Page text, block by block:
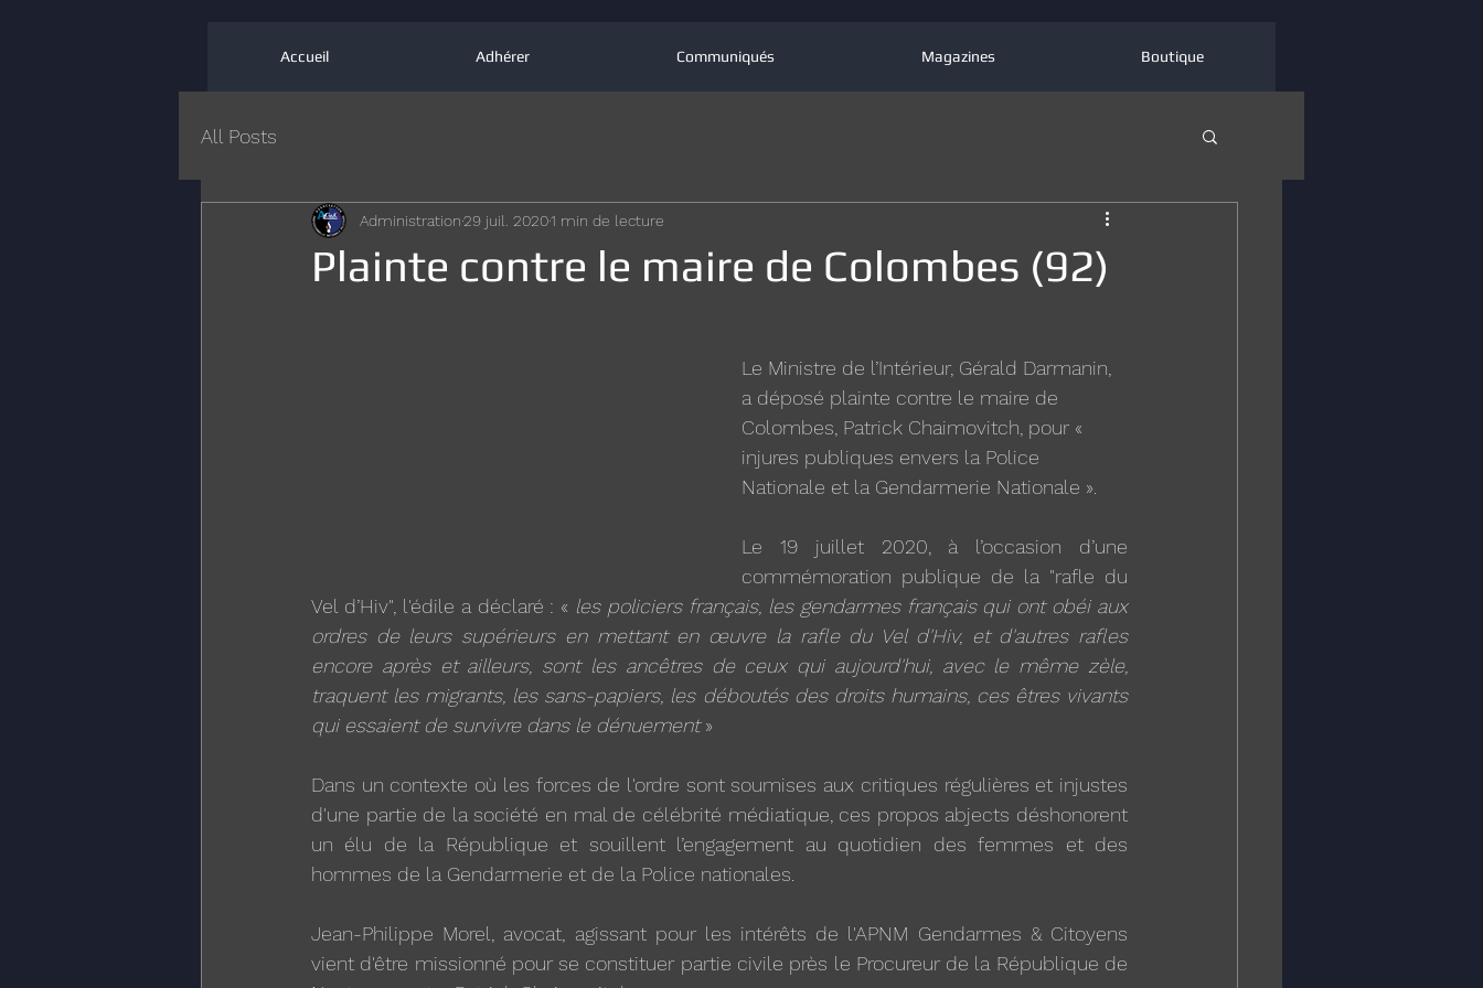
Accueil Adhérer Communiqués Magazines Boutique
All Posts
Plainte contre le maire de Colombes (92)
Administration29 juil. 20201 min de lecture
Le Ministre de l’Intérieur, Gérald Darmanin,
a déposé plainte contre le maire de
Colombes, Patrick Chaimovitch, pour «
injures publiques envers la Police
Nationale et la Gendarmerie Nationale ».
Le 19 juillet 2020, à l’occasion d’une
commémoration publique de la "rafle du
Vel d’Hiv", l'édile a déclaré : « les policiers français, les gendarmes français qui ont obéi aux
ordres de leurs supérieurs en mettant en œuvre la rafle du Vel d'Hiv, et d'autres rafles
encore après et ailleurs, sont les ancêtres de ceux qui aujourd'hui, avec le même zèle,
traquent les migrants, les sans-papiers, les déboutés des droits humains, ces êtres vivants
qui essaient de survivre dans le dénuement »
Dans un contexte où les forces de l'ordre sont soumises aux critiques régulières et injustes
d'une partie de la société en mal de célébrité médiatique, ces propos abjects déshonorent
un élu de la République et souillent l’engagement au quotidien des femmes et des
hommes de la Gendarmerie et de la Police nationales.
Jean-Philippe Morel, avocat, agissant pour les intérêts de l'APNM Gendarmes & Citoyens
vient d'être missionné pour se constituer partie civile près le Procureur de la République de